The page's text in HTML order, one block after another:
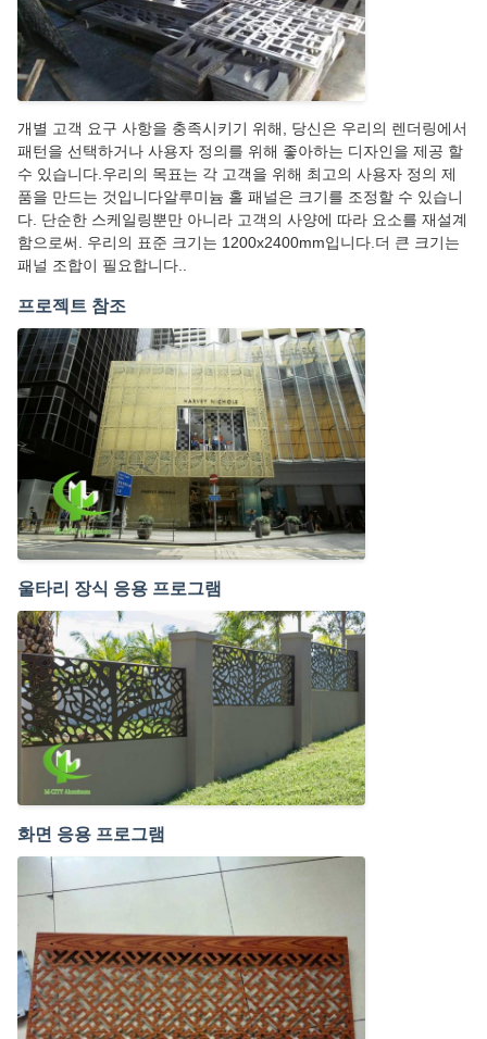
개별 고객 요구 사항을 충족시키기 위해, 당신은 우리의 렌더링에서
패턴을 선택하거나 사용자 정의를 위해 좋아하는 디자인을 제공 할
수 있습니다.우리의 목표는 각 고객을 위해 최고의 사용자 정의 제
품을 만드는 것입니다알루미늄 홀 패널은 크기를 조정할 수 있습니
다. 단순한 스케일링뿐만 아니라 고객의 사양에 따라 요소를 재설계
함으로써. 우리의 표준 크기는 1200x2400mm입니다.더 큰 크기는
패널 조합이 필요합니다..
프로젝트 참조
울타리 장식 응용 프로그램
화면 응용 프로그램